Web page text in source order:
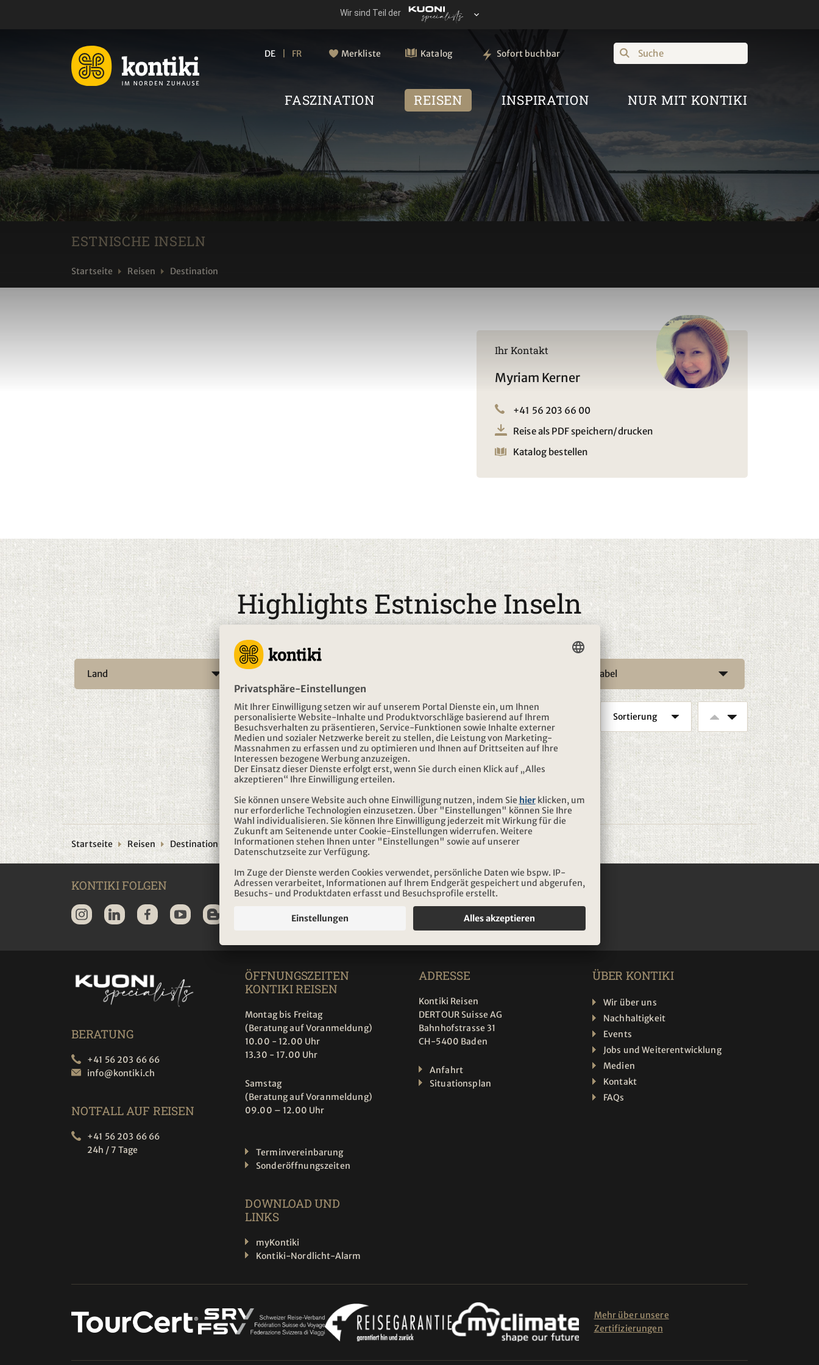
DE FR Merkliste Katalog Sofort buchbar Suche
FASZINATION REISEN INSPIRATION NUR MIT KONTIKI
ESTNISCHE INSELN
Startseite Reisen Destination
Ihr Kontakt
Myriam Kerner
+41 56 203 66 00
Reise als PDF speichern/drucken
Katalog bestellen
Highlights Estnische Inseln
Land Label
Startseite Reisen Destination
KONTIKI FOLGEN NEWSLETTER ABONNIEREN
Abonnieren
BERATUNG
+41 56 203 66 66
info@kontiki.ch
NOTFALL AUF REISEN
+41 56 203 66 66
24h / 7 Tage
ÖFFNUNGSZEITEN
KONTIKI REISEN
Montag bis Freitag
(Beratung auf Voranmeldung)
10.00 - 12.00 Uhr
13.30 - 17.00 Uhr
Samstag
(Beratung auf Voranmeldung)
09.00 – 12.00 Uhr
Terminvereinbarung
Sonderöffnungszeiten
DOWNLOAD UND
LINKS
myKontiki
Kontiki-Nordlicht-Alarm
ADRESSE
Kontiki Reisen
DERTOUR Suisse AG
Bahnhofstrasse 31
CH-5400 Baden
Anfahrt
Situationsplan
ÜBER KONTIKI
Wir über uns
Nachhaltigkeit
Events
Jobs und Weiterentwicklung
Medien
Kontakt
FAQs
Mehr über unsere
Zertifizierungen